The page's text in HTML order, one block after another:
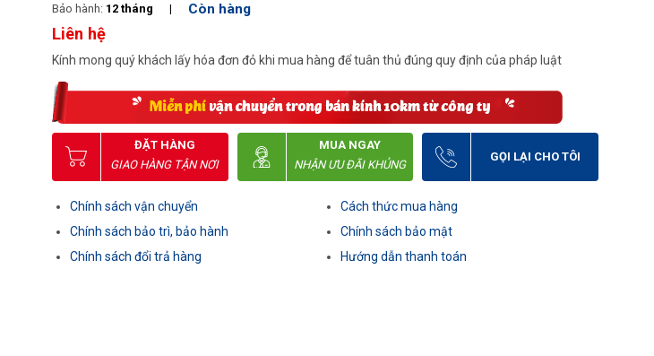
Bảo hành: 12 tháng | Còn hàng
Liên hệ
Kính mong quý khách lấy hóa đơn đỏ khi mua hàng để tuân thủ đúng quy định của pháp luật
ĐẶT HÀNG
GIAO HÀNG TẬN NƠI
MUA NGAY
NHẬN ƯU ĐÃI KHỦNG
GỌI LẠI CHO TÔI
Chính sách vận chuyển
Chính sách bảo trì, bảo hành
Chính sách đổi trả hàng
Cách thức mua hàng
Chính sách bảo mật
Hướng dẫn thanh toán